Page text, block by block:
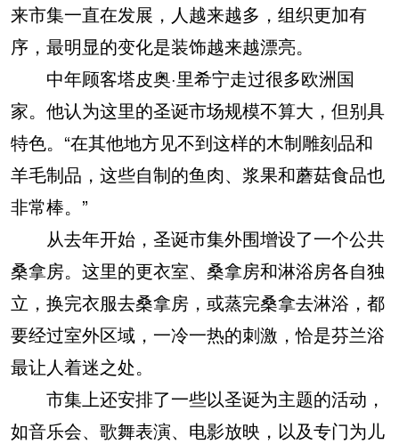
来市集一直在发展，人越来越多，组织更加有
序，最明显的变化是装饰越来越漂亮。
中年顾客塔皮奥·里希宁走过很多欧洲国
家。他认为这里的圣诞市场规模不算大，但别具
特色。“在其他地方见不到这样的木制雕刻品和
羊毛制品，这些自制的鱼肉、浆果和蘑菇食品也
非常棒。”
从去年开始，圣诞市集外围增设了一个公共
桑拿房。这里的更衣室、桑拿房和淋浴房各自独
立，换完衣服去桑拿房，或蒸完桑拿去淋浴，都
要经过室外区域，一冷一热的刺激，恰是芬兰浴
最让人着迷之处。
市集上还安排了一些以圣诞为主题的活动，
如音乐会、歌舞表演、电影放映，以及专门为儿